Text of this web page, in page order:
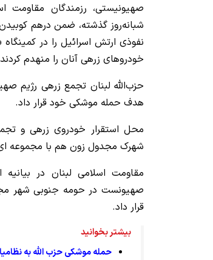
شبانه‌روز گذشته، ضمن درهم
نفوذی ارتش اسرائیل را در
خودروهای زرهی آنان را منهدم
حزب‌الله لبنان تجمع زرهی رژیم
هدف حمله موشکی خود قرار داد.
محل استقرار خودروی زرهی و
شهرک مجدول زون هم با مجموعه
مقاومت اسلامی لبنان در
صهیونست در حومه جنوبی شهر
قرار داد.
بیشتر بخوانید
حمله موشکی حزب الله به